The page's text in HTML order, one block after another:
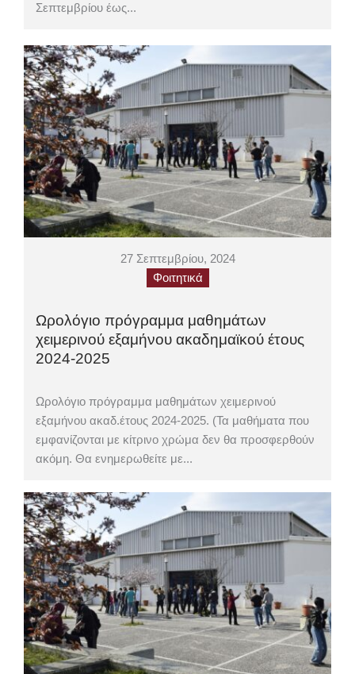
Σεπτεμβρίου έως...
27 Σεπτεμβρίου, 2024
Φοιτητικά
Ωρολόγιο πρόγραμμα μαθημάτων
χειμερινού εξαμήνου ακαδημαϊκού έτους
2024-2025
Ωρολόγιο πρόγραμμα μαθημάτων χειμερινού
εξαμήνου ακαδ.έτους 2024-2025. (Τα μαθήματα που
εμφανίζονται με κίτρινο χρώμα δεν θα προσφερθούν
ακόμη. Θα ενημερωθείτε με...